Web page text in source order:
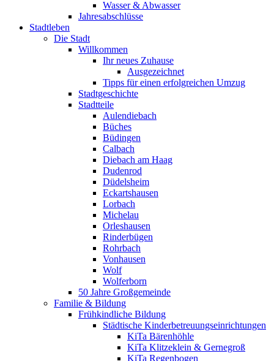
Wasser & Abwasser
Jahresabschlüsse
Stadtleben
Die Stadt
Willkommen
Ihr neues Zuhause
Ausgezeichnet
Tipps für einen erfolgreichen Umzug
Stadtgeschichte
Stadtteile
Aulendiebach
Büches
Büdingen
Calbach
Diebach am Haag
Dudenrod
Düdelsheim
Eckartshausen
Lorbach
Michelau
Orleshausen
Rinderbügen
Rohrbach
Vonhausen
Wolf
Wolferborn
50 Jahre Großgemeinde
Familie & Bildung
Frühkindliche Bildung
Städtische Kinderbetreuungseinrichtungen
KiTa Bärenhöhle
KiTa Klitzeklein & Gernegroß
KiTa Regenbogen